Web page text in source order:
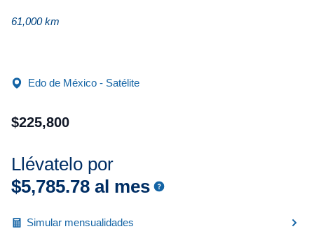
61,000 km
Edo de México - Satélite
$225,800
Llévatelo por
$5,785.78 al mes
Simular mensualidades